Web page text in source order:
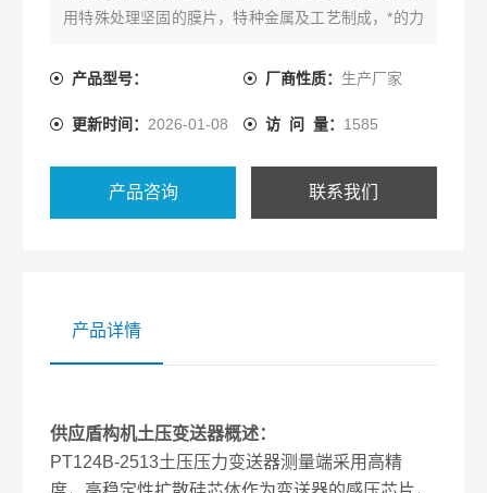
用特殊处理坚固的膜片，特种金属及工艺制成，*的力
平膜片，可适用于多种恶劣的工作环境、产品为全封
粒冲击、宽范围温度补偿。
产品型号： 厂商性质： 生产厂家
更新时间： 2026-01-08 访 问 量： 1585
产品咨询 联系我们
产品详情
供应盾构机土压变送器概述：
PT124B-2513土压压力变送器测量端采用高精